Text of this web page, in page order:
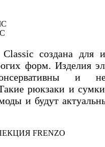
создана для
форм. Изделия
и
рюкзаки и
и будут
FRENZO